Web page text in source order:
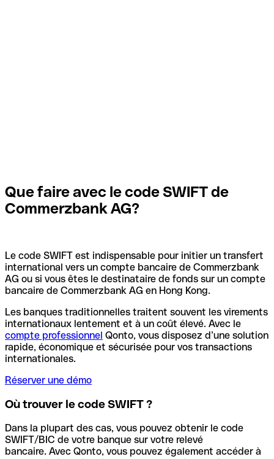
Que faire avec le code SWIFT de
Commerzbank AG?
Le code SWIFT est indispensable pour initier un transfert
international vers un compte bancaire de Commerzbank
AG ou si vous êtes le destinataire de fonds sur un compte
bancaire de Commerzbank AG en Hong Kong.
Les banques traditionnelles traitent souvent les virements
internationaux lentement et à un coût élevé. Avec le
compte professionnel Qonto, vous disposez d’une solution
rapide, économique et sécurisée pour vos transactions
internationales.
Réserver une démo
Où trouver le code SWIFT ?
Dans la plupart des cas, vous pouvez obtenir le code
SWIFT/BIC de votre banque sur votre relevé
bancaire. Avec Qonto, vous pouvez également accéder à